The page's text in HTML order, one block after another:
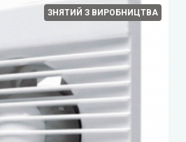
ЗНЯТИЙ З ВИРОБНИЦТВА